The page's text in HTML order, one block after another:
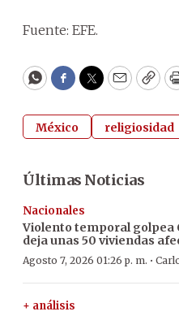
Fuente: EFE.
WhatsApp
Facebook
Twitter
Email
México religiosidad
Últimas Noticias
Nacionales
Violento temporal golpea
deja unas 50 viviendas
Agosto 7, 2026 01:26 p. m. ·
+ análisis